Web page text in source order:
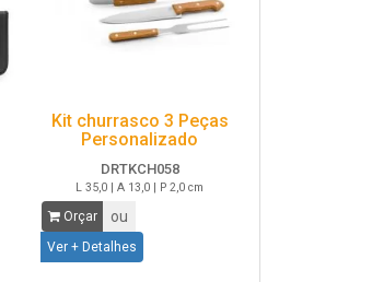
Kit churrasco 3 Peças
Personalizado
DRTKCH058
L 35,0 | A 13,0 | P 2,0 cm
Orçar ou
Ver + Detalhes